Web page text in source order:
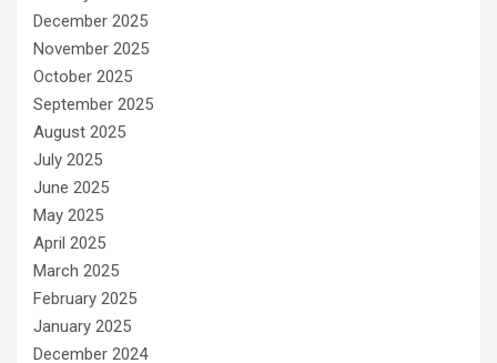
December 2025
November 2025
October 2025
September 2025
August 2025
July 2025
June 2025
May 2025
April 2025
March 2025
February 2025
January 2025
December 2024